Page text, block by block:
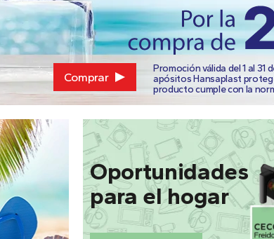
Comprar
Promoción válida del 1 al
apósitos Hansaplast
producto cumple con la
Oportunidades
para el hogar